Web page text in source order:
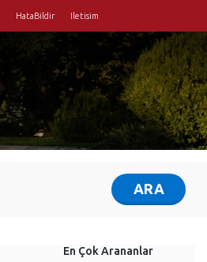
HataBildir Iletisim
En Çok Arananlar